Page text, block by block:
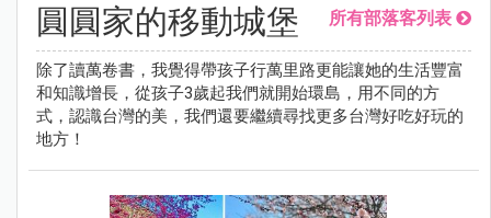
圓圓家的移動城堡 所有部落客列表
除了讀萬卷書，我覺得帶孩子行萬里路更能讓她的生活豐富
和知識增長，從孩子3歲起我們就開始環島，用不同的方
式，認識台灣的美，我們還要繼續尋找更多台灣好吃好玩的
地方！